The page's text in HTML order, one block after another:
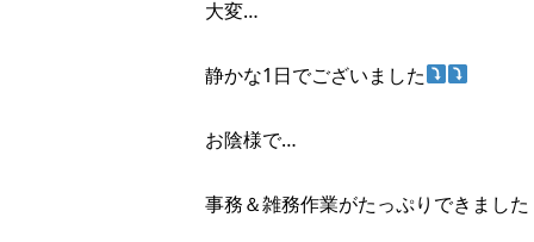
大変…
静かな1日でございました
お陰様で…
事務＆雑務作業がたっぷりできまし